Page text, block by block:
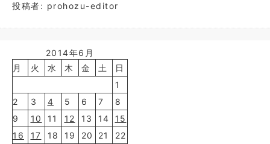
投稿者: prohozu-editor
2014年6月
月
火 水 木 金 土
日
1
2
3 4 5 6 7
8
9
10 11 12 13 14
15
16
17 18 19 20 21
22